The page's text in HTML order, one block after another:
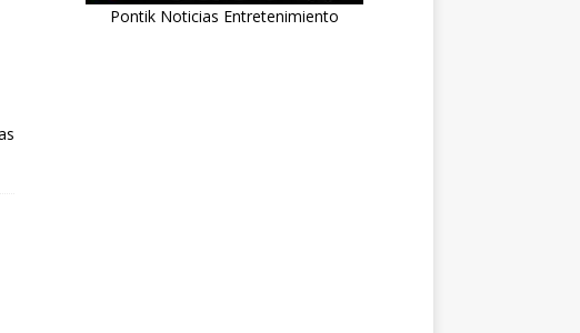
Pontik Noticias Entretenimiento